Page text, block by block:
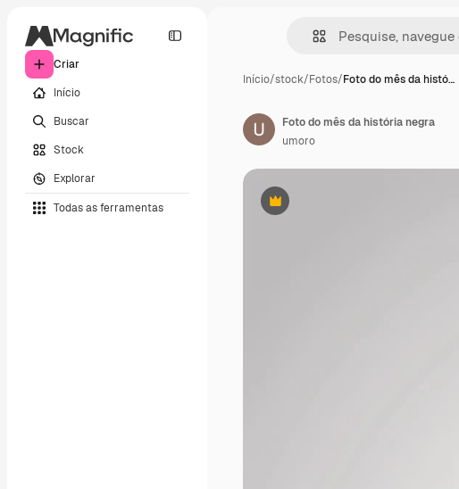
Criar
Início
Buscar
Stock
Explorar
Todas as ferramentas
Início/stock/Fotos/Foto do mês da histó…
Premium
Foto do mês da história negra
umoro